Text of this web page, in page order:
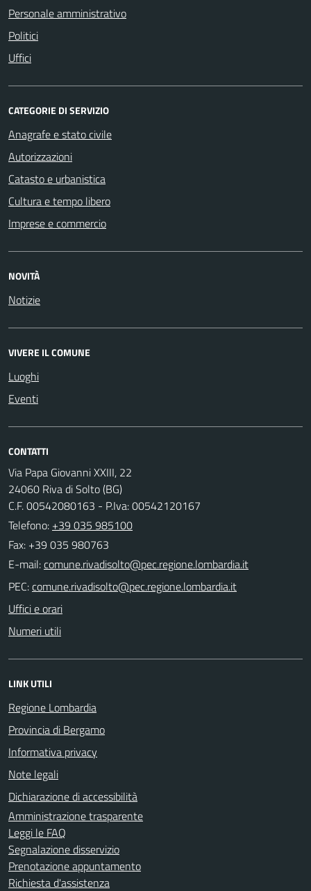
Personale amministrativo
Politici
Uffici
CATEGORIE DI SERVIZIO
Anagrafe e stato civile
Autorizzazioni
Catasto e urbanistica
Cultura e tempo libero
Imprese e commercio
NOVITÀ
Notizie
VIVERE IL COMUNE
Luoghi
Eventi
CONTATTI
Via Papa Giovanni XXIII, 22
24060 Riva di Solto (BG)
C.F. 00542080163 - P.Iva: 00542120167
Telefono: +39 035 985100
Fax: +39 035 980763
E-mail:
PEC:
Uffici e orari
Numeri utili
LINK UTILI
Regione Lombardia
Provincia di Bergamo
Informativa privacy
Note legali
Dichiarazione di accessibilità
Amministrazione trasparente
Leggi le FAQ
Segnalazione disservizio
Prenotazione appuntamento
Richiesta d'assistenza